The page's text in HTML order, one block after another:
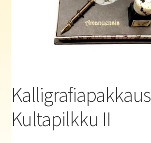
Auringon kirja- ja paperipuodit verkossa
Kalligrafiapakkaus
Kultapilkku II